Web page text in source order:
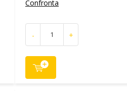
Confronta
- +